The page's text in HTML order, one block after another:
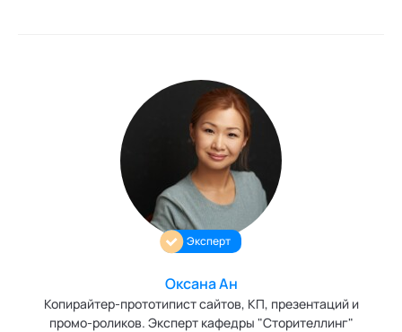
Технологии командного менеджмента
Технологии стратегического управления
Трансперсональная психология
Фасилитация и модерация
Цифровой профайлинг
Эксперт
Оксана Ан
Копирайтер-прототипист сайтов, КП, презентаций и
промо-роликов. Эксперт кафедры "Сторителлинг"